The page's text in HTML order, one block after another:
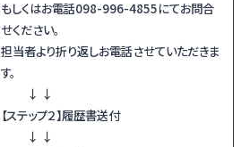
もしくはお電話098-996-4855にてお問合
せください。
担当者より折り返しお電話させていただきま
す。
↓ ↓
【ステップ２】履歴書送付
↓ ↓